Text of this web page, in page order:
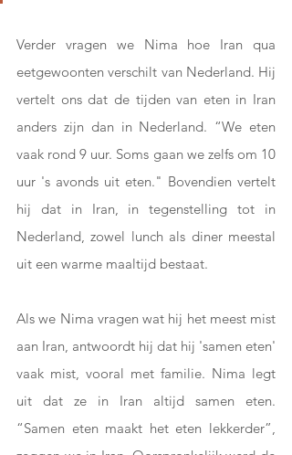
Verder vragen we Nima hoe Iran qua
eetgewoonten verschilt van Nederland. Hij
vertelt ons dat de tijden van eten in Iran
anders zijn dan in Nederland. “We eten
vaak rond 9 uur. Soms gaan we zelfs om 10
uur 's avonds uit eten." Bovendien vertelt
hij dat in Iran, in tegenstelling tot in
Nederland, zowel lunch als diner meestal
uit een warme maaltijd bestaat.
Als we Nima vragen wat hij het meest mist
aan Iran, antwoordt hij dat hij 'samen eten'
vaak mist, vooral met familie. Nima legt
uit dat ze in Iran altijd samen eten.
“Samen eten maakt het eten lekkerder”,